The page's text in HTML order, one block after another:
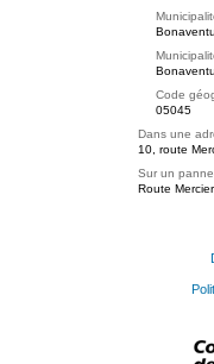
Code
05045
Dans une
10, route
Sur un
Route Mercier